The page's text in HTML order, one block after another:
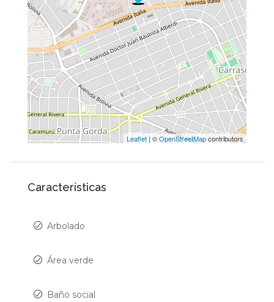
Leaflet | ©OpenStreetMapcontributors
Características
Arbolado
Área verde
Baño social